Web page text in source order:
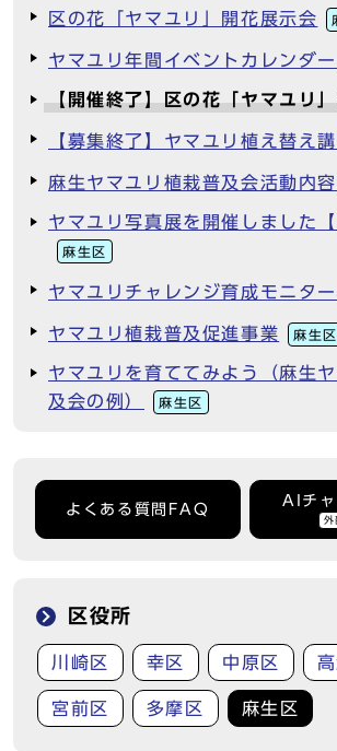
区の花「ヤマユリ」開花展示会
ヤマユリ年間イベントカレンダー
【開催終了】区の花「ヤマユリ
【募集終了】ヤマユリ植え替え
麻生ヤマユリ植栽普及会活動内容
ヤマユリ写真展を開催しました【
麻生区
ヤマユリチャレンジ育成モニター
ヤマユリ植栽普及促進事業 麻生区
ヤマユリを育ててみよう（麻生
及会の例）
麻生区
よくある質問FAQ
AIチャ
外
区役所
川崎区 幸区 中原区
宮前区 多摩区 麻生区